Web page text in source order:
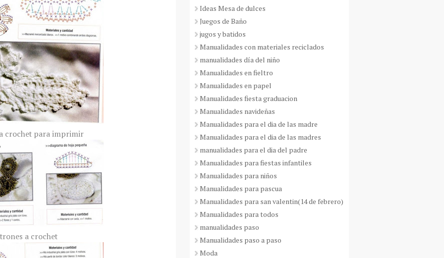
crochet para imprimir
a crochet
Ideas Mesa de dulces
Juegos de Baño
jugos y batidos
Manualidades con materiales reciclados
manualidades día del niño
Manualidades en fieltro
Manualidades en papel
Manualidades fiesta graduacion
Manualidades navideñas
Manualidades para el dia de las madre
Manualidades para el dia de las madres
manualidades para el dia del padre
Manualidades para fiestas infantiles
Manualidades para niños
Manualidades para pascua
Manualidades para san valentin(14 de febrero)
Manualidades para todos
manualidades paso
Manualidades paso a paso
Moda